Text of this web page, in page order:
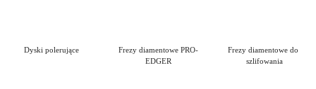
Dyski polerujące
Frezy diamentowe PRO-
EDGER
Frezy diamentowe do
szlifowania